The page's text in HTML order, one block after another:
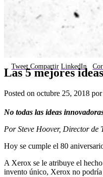
Tweet Compartir LinkedIn
Las 5 mejores
Posted on octubre 25, 2018 por
No todas las ideas
Por Steve Hoover, Director de
Hoy se cumple el 80
A Xerox se le atribuye el
invento único, Xerox no podría